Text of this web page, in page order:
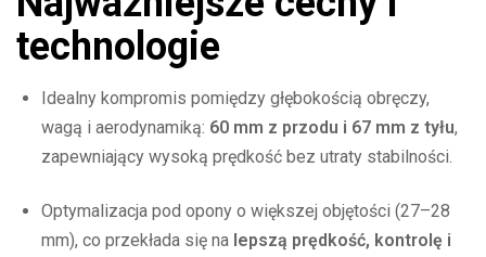
technologie
Idealny kompromis pomiędzy głębokością obręczy,
wagą i aerodynamiką: 60 mm z przodu i 67 mm z tyłu,
zapewniający wysoką prędkość bez utraty stabilności.
Optymalizacja pod opony o większej objętości (27–28
mm), co przekłada się na lepszą prędkość, kontrolę i